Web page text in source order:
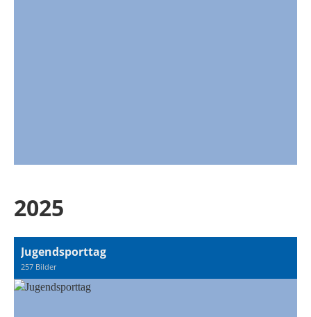
2025
Jugendsporttag
257 Bilder